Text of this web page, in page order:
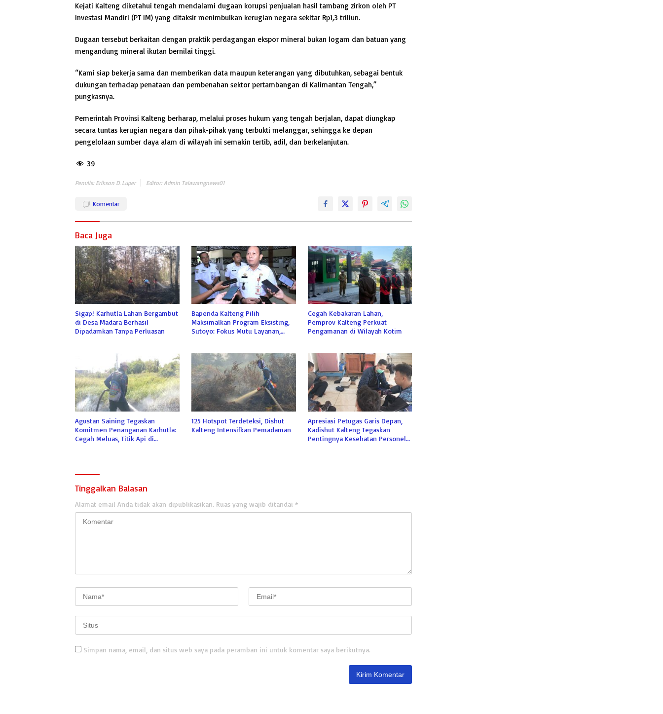
Kejati Kalteng diketahui tengah mendalami dugaan korupsi penjualan hasil tambang zirkon oleh PT
Investasi Mandiri (PT IM) yang ditaksir menimbulkan kerugian negara sekitar Rp1,3 triliun.
Dugaan tersebut berkaitan dengan praktik perdagangan ekspor mineral bukan logam dan batuan yang
mengandung mineral ikutan bernilai tinggi.
“Kami siap bekerja sama dan memberikan data maupun keterangan yang dibutuhkan, sebagai bentuk
dukungan terhadap penataan dan pembenahan sektor pertambangan di Kalimantan Tengah,”
pungkasnya.
Pemerintah Provinsi Kalteng berharap, melalui proses hukum yang tengah berjalan, dapat diungkap
secara tuntas kerugian negara dan pihak-pihak yang terbukti melanggar, sehingga ke depan
pengelolaan sumber daya alam di wilayah ini semakin tertib, adil, dan berkelanjutan.
39
Penulis: Erikson D. Luper Editor: Admin Talawangnews01
Komentar
Baca Juga
Sigap! Karhutla Lahan Bergambut
di Desa Madara Berhasil
Dipadamkan Tanpa Perluasan
Bapenda Kalteng Pilih
Maksimalkan Program Eksisting,
Sutoyo: Fokus Mutu Layanan,
Cegah Kebakaran Lahan,
Pemprov Kalteng Perkuat
Pengamanan di Wilayah Kotim
Agustan Saining Tegaskan
Komitmen Penanganan Karhutla:
Cegah Meluas, Titik Api di
125 Hotspot Terdeteksi, Dishut
Kalteng Intensifkan Pemadaman
Apresiasi Petugas Garis Depan,
Kadishut Kalteng Tegaskan
Pentingnya Kesehatan Personel
Tinggalkan Balasan
Alamat email Anda tidak akan dipublikasikan. Ruas yang wajib ditandai *
Simpan nama, email, dan situs web saya pada peramban ini untuk komentar saya berikutnya.